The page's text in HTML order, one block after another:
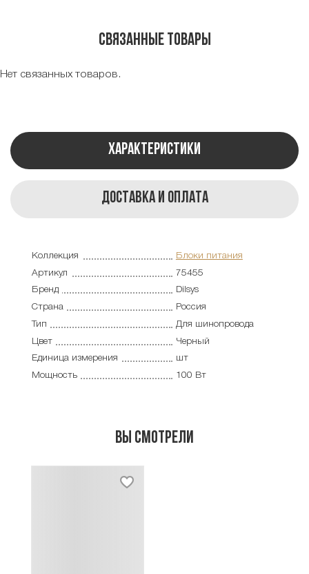
Связанные товары
Нет связанных товаров.
Характеристики
Доставка и оплата
Коллекция
Блоки питания
Артикул
75455
Бренд
Dilsys
Страна
Россия
Тип
Для шинопровода
Цвет
Черный
Единица измерения
шт
Мощность
100 Вт
Вы смотрели